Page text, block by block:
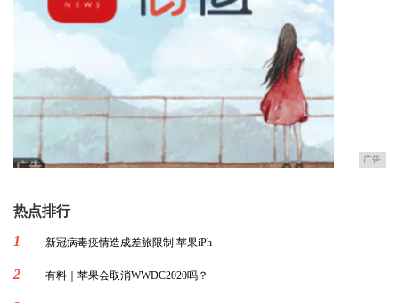
广告
热点排行
1
新冠病毒疫情造成差旅限制 苹果iPh
2 有料｜苹果会取消WWDC2020吗？